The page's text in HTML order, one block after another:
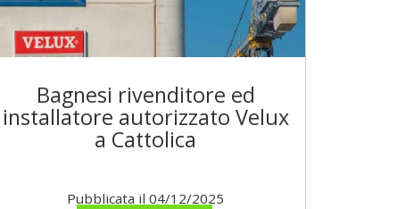
Bagnesi rivenditore ed
installatore autorizzato Velux
a Cattolica
Pubblicata il 04/12/2025